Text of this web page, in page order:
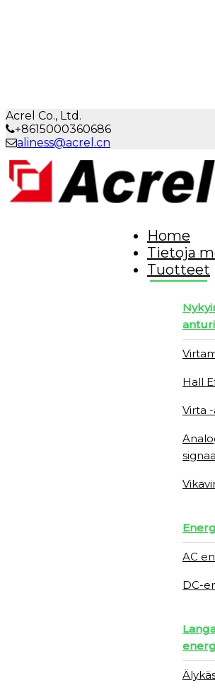
Acrel Co., Ltd.
+8615000360686
aliness@acrel.cn
Home
Tietoja
Tuotteet
anturi
Hall
Virta
AC
DC-